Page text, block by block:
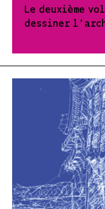
Le deuxième
dessiner